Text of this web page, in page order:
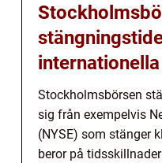
Stockholmsbörsen
sig från exempelvis
(NYSE) som stänger
beror på